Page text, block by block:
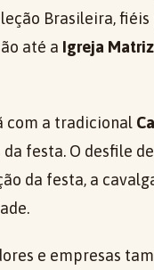
Brasileira,
até a Igreja Matriz
com a tradicional
festa. O desfile
da festa, a
e empresas